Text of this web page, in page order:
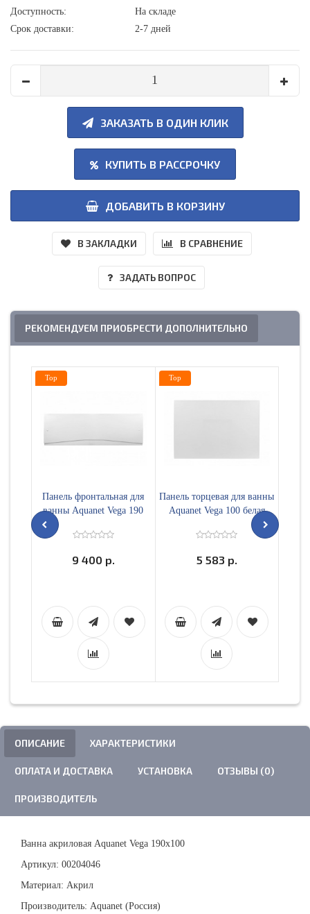
Доступность:
На складе
Срок доставки:
2-7 дней
ЗАКАЗАТЬ В ОДИН КЛИК
КУПИТЬ В РАССРОЧКУ
ДОБАВИТЬ В КОРЗИНУ
В ЗАКЛАДКИ В СРАВНЕНИЕ
ЗАДАТЬ ВОПРОС
РЕКОМЕНДУЕМ ПРИОБРЕСТИ ДОПОЛНИТЕЛЬНО
Панель фронтальная для
ванны Aquanet Vega 190
9 400 р.
Top
Панель торцевая для ванны
Aquanet Vega 100 белая
5 583 р.
Top
ОПИСАНИЕ ХАРАКТЕРИСТИКИ
ОПЛАТА И ДОСТАВКА УСТАНОВКА ОТЗЫВЫ (0)
ПРОИЗВОДИТЕЛЬ
Ванна акриловая Aquanet Vega 190x100
Артикул: 00204046
Материал: Акрил
Производитель: Aquanet (Россия)